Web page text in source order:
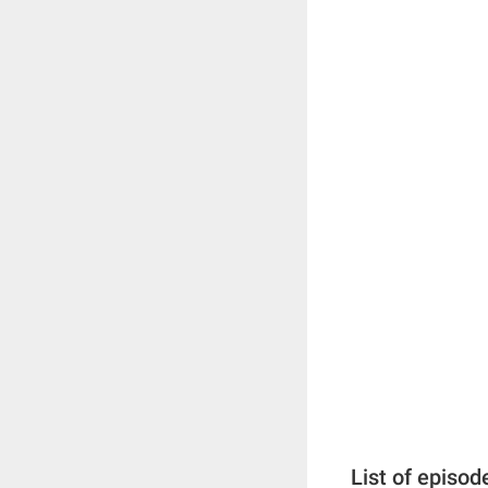
List of